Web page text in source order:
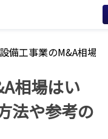
相場はい
法や参考の